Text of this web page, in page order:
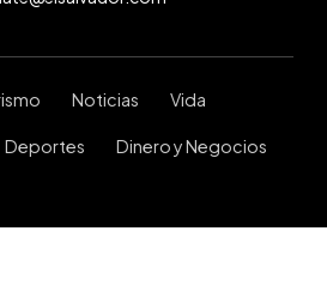
Noticias Vida
Deportes Dinero y Negocios